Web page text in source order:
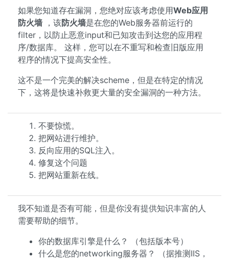
如果您知道存在漏洞，您绝对应该考虑使用Web应用
防火墙 ，该防火墙是在您的Web服务器前运行的
filter，以防止恶意input和已知攻击到达您的应用程
序/数据库。 这样，您可以在不重写和检查旧版应用
程序的情况下提高安全性。
这不是一个完美的解决scheme，但是在特定的情况
下，这将是快速补救更大量的安全漏洞的一种方法。
不要惊慌。
把网站进行维护。
反向应用的SQL注入。
修复这个问题
把网站重新在线。
我不知道是否有可能，但是你没有提供知识丰富的人
需要帮助的细节。
你的数据库引擎是什么？ （包括版本号）
什么是您的networking服务器？ （据推测IIS，